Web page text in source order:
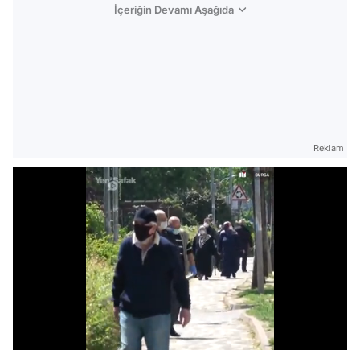
İçeriğin Devamı Aşağıda
Reklam